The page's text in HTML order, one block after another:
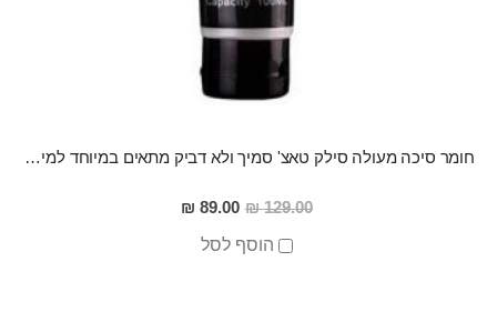
חומר סיכה מעולה סילק טאצ' סמיך ולא דביק מתאים במיוחד למין אנאלי
129.00 ₪
מחיר
מבצע
89.00 ₪
הוסף לסל